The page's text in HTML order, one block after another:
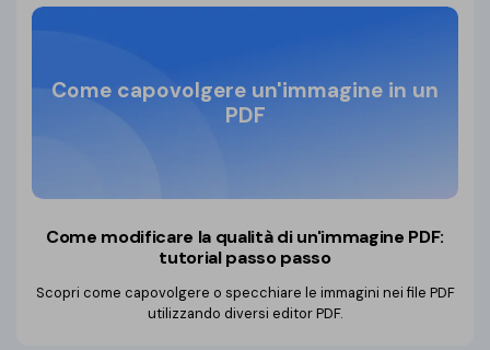
Come capovolgere un'immagine in un
PDF
Come modificare la qualità di un'immagine PDF:
tutorial passo passo
Scopri come capovolgere o specchiare le immagini nei file PDF
utilizzando diversi editor PDF.